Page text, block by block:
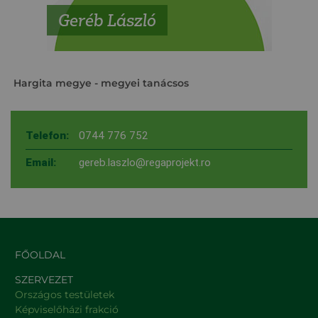
Geréb László
Hargita megye - megyei tanácsos
Telefon: 0744 776 752
Email: gereb.laszlo@regaprojekt.ro
FŐOLDAL
SZERVEZET
Országos testületek
Képviselőházi frakció